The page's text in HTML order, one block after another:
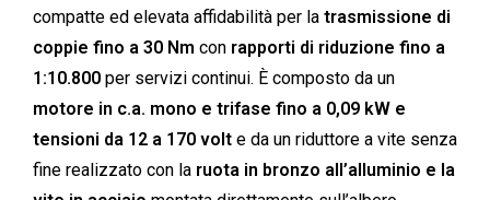
compatte ed elevata affidabilità per la trasmissione di
coppie fino a 30 Nm con rapporti di riduzione fino a
1:10.800 per servizi continui. È composto da un
motore in c.a. mono e trifase fino a 0,09 kW e
tensioni da 12 a 170 volt e da un riduttore a vite senza
fine realizzato con la ruota in bronzo all’alluminio e la